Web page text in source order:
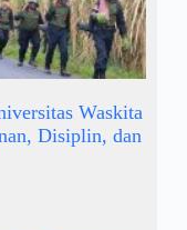
Waskita
Disiplin, dan